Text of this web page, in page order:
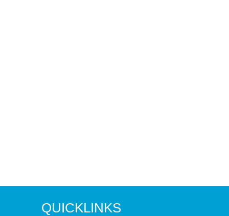
QUICKLINKS